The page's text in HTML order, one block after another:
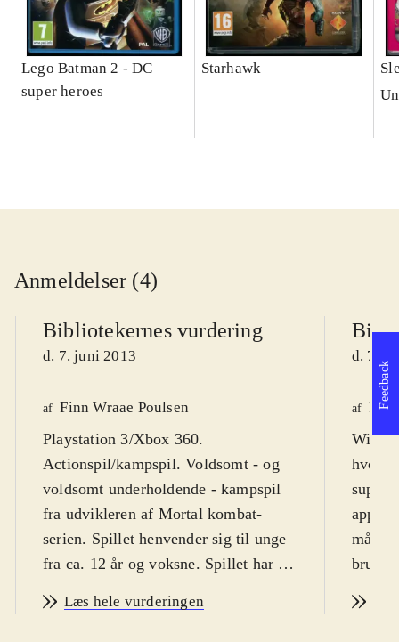
Lego Batman 2 - DC
super heroes
Starhawk
Anmeldelser (4)
Bibliotekernes vurdering
d. 7. juni 2013
af Finn Wraae Poulsen
Playstation 3/Xbox 360.
Actionspil/kampspil. Voldsomt - og
voldsomt underholdende - kampspil
fra udvikleren af Mortal kombat-
serien. Spillet henvender sig til unge
fra ca. 12 år og voksne. Spillet har en
overraskende ikon for vold. Spillet er
Læs hele vurderingen
d. 7.
af
WiiU.
hvor
fra 13
Feedback